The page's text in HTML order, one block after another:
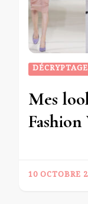
Mes
Fashion
10 OCTOBRE